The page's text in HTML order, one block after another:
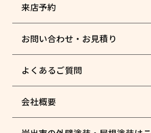
来店予約
お問い合わせ・お見積り
よくあるご質問
会社概要